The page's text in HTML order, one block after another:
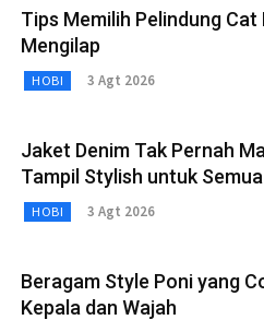
Tips Memilih Pelindung
Mengilap
HOBI 3 Agt 2026
Jaket Denim Tak Pernah
Tampil Stylish untuk
HOBI 3 Agt 2026
Beragam Style Poni yang
Kepala dan Wajah